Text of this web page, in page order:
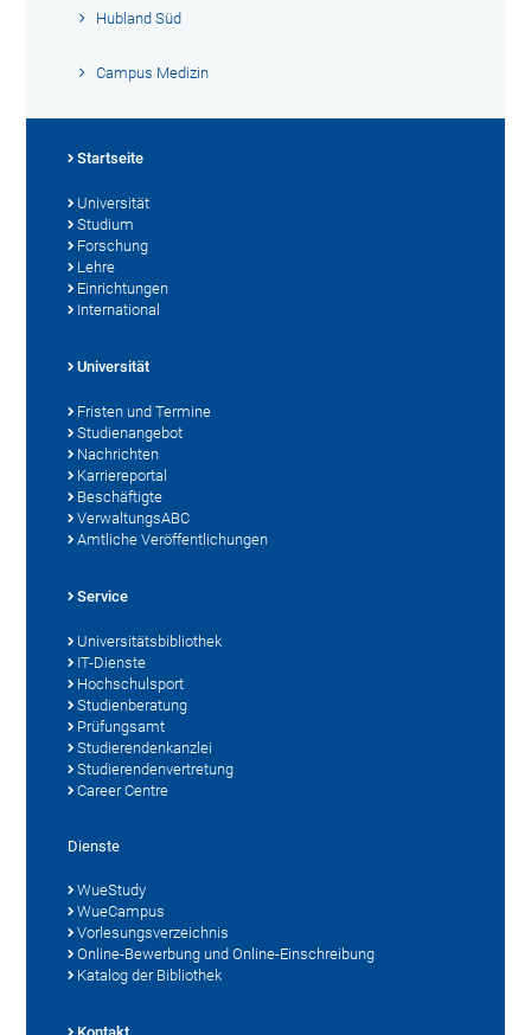
Hubland Süd
Campus Medizin
Startseite
Universität
Studium
Forschung
Lehre
Einrichtungen
International
Universität
Fristen und Termine
Studienangebot
Nachrichten
Karriereportal
Beschäftigte
VerwaltungsABC
Amtliche Veröffentlichungen
Service
Universitätsbibliothek
IT-Dienste
Hochschulsport
Studienberatung
Prüfungsamt
Studierendenkanzlei
Studierendenvertretung
Career Centre
Dienste
WueStudy
WueCampus
Vorlesungsverzeichnis
Online-Bewerbung und Online-Einschreibung
Katalog der Bibliothek